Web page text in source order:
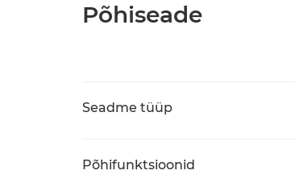
Põhiseade
Seadme tüüp
Põhifunktsioonid